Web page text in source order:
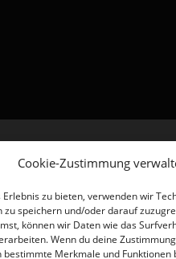
Cookie-Zustimmung
zu bieten, verwenden wir
speichern und/oder darauf
können wir Daten wie das
Wenn du deine
bestimmte Merkmale und